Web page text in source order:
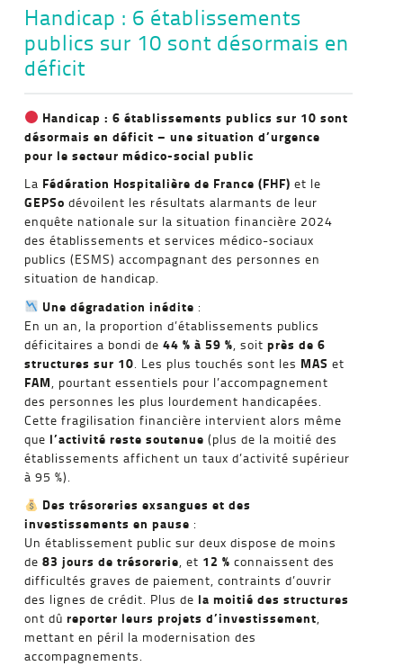
Handicap : 6 établissements
publics sur 10 sont désormais en
déficit
Handicap : 6 établissements publics sur 10 sont
désormais en déficit – une situation d’urgence
pour le secteur médico-social public
La Fédération Hospitalière de France (FHF) et le
GEPSo dévoilent les résultats alarmants de leur
enquête nationale sur la situation financière 2024
des établissements et services médico-sociaux
publics (ESMS) accompagnant des personnes en
situation de handicap.
Une dégradation inédite :
En un an, la proportion d’établissements publics
déficitaires a bondi de44 % à 59 %, soitprès de 6
structures sur 10. Les plus touchés sont les MAS et
FAM, pourtant essentiels pour l’accompagnement
des personnes les plus lourdement handicapées.
Cette fragilisation financière intervient alors même
que l’activité reste soutenue (plus de la moitié des
établissements affichent un taux d’activité supérieur
à 95 %).
Des trésoreries exsangues et des
investissements en pause :
Un établissement public sur deux dispose de moins
de83 jours de trésorerie, et 12 % connaissent des
difficultés graves de paiement, contraints d’ouvrir
des lignes de crédit. Plus de la moitié des structures
ont dûreporter leurs projets d’investissement,
mettant en péril la modernisation des
accompagnements.